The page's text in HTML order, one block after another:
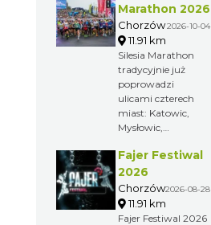
Kamili
Skolimowskiej.
Zawody
poświęcone są
pamięci zmarłej w
lutym 2009 roku
Kamili
Skolimowskiej –
mistrzyni
rzucie młotem z
2000 roku.
Marathon 2026
Chorzów2026-10-04
11.91 km
Silesia Marathon
tradycyjnie już
poprowadzi
ulicami czterech
miast: Katowic,
Mysłowic,
Śląskich i
Chorzowa. Jest to
największa
impreza biegowa
na Śląsku i jeden z
Fajer Festiwal
2026
Chorzów2026-08-28
11.91 km
Fajer Festiwal 2026